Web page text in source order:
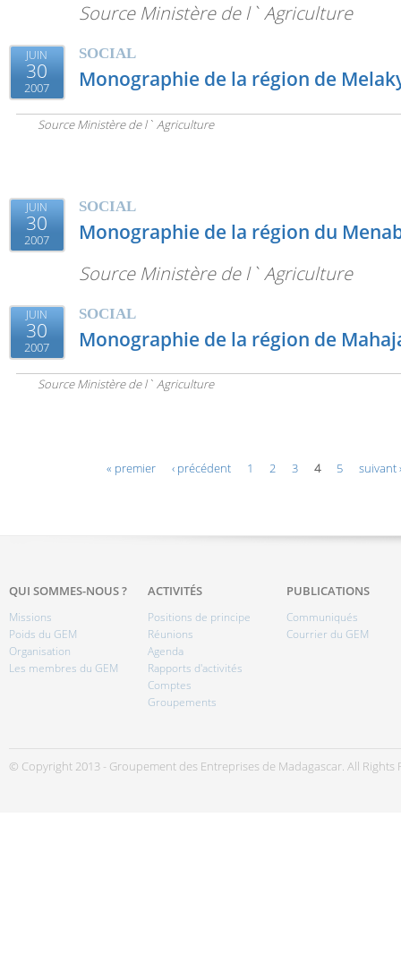
Source Ministère de l` Agriculture
JUIN
30
2007
SOCIAL
Monographie de la région de
Source Ministère de l` Agriculture
JUIN
30
2007
SOCIAL
Monographie de la région du
Source Ministère de l` Agriculture
JUIN
30
2007
SOCIAL
Monographie de la région de
Source Ministère de l` Agriculture
« premier ‹ précédent 1 2 3 4 5 suivant ›
QUI SOMMES-NOUS ?
Missions
Poids du GEM
Organisation
Les membres du GEM
ACTIVITÉS
Positions de principe
Réunions
Agenda
Rapports d'activités
Comptes
Groupements
PUBLICATIONS
Communiqués
Courrier du GEM
© Copyright 2013 - Groupement des Entreprises de Madagascar. All Rights